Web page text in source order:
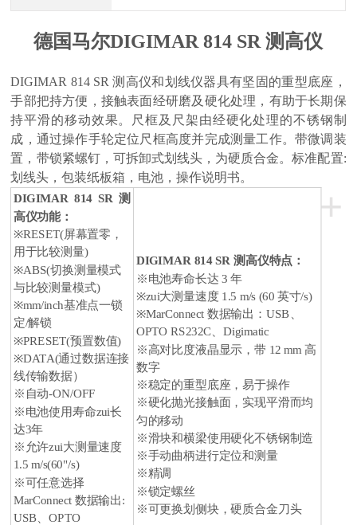
德国马尔DIGIMAR 814 SR 测高仪
DIGIMAR 814 SR 测高仪和划线仪器具有坚固的重型底座，
手部把持方便，接触表面经研磨及硬化处理，有助于长期保
持平滑的移动效果。尺框及尺架由经硬化处理的不锈钢制
成，通过操作手轮定位尺框高度并完成测量工作。带微调装
置，带锁紧螺钉，可拆卸式划线头，为硬质合金。标准配置:
划线头，包装纸板箱，电池，操作说明书。
+
DIGIMAR 814 SR 测
高仪功能：
※RESET(屏幕置零，
用于比较测量)
※ABS(切换测量模式
与比较测量模式)
※mm/inch基准点一锁
定/解锁
※PRESET(预置数值)
※DATA(通过数据连接
线传输数据）
※自动-ON/OFF
※电池使用寿命zui长
达3年
※允许zui大测量速度
1.5 m/s(60"/s)
※可任意选择
MarConnect 数据输出:
USB、OPTO
DIGIMAR 814 SR 测高仪特点：
※电池寿命长达 3 年
※zui大测量速度 1.5 m/s (60 英寸/s)
※MarConnect 数据输出：USB、
OPTO RS232C、Digimatic
※高对比度液晶显示，带 12 mm 高
数字
※稳定的重型底座，易于操作
※硬化抛光接触面，实现平滑而均
匀的移动
※滑块和横梁使用硬化不锈钢制造
※手动曲柄进行定位和测量
※精调
※锁定螺丝
※可更换划侧块，硬质合金刀头